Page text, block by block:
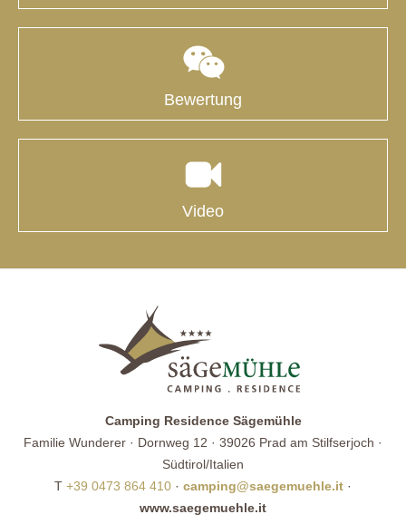
Bewertung
Video
Camping Residence Sägemühle
Familie Wunderer · Dornweg 12 · 39026 Prad am Stilfserjoch ·
Südtirol/Italien
T +39 0473 864 410 · camping@saegemuehle.it ·
www.saegemuehle.it